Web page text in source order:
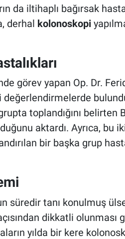
da iltihaplı bağırsak
derhal kolonoskopi
görev yapan Op. Dr.
değerlendirmelerde
toplandığını belirten
aktardı. Ayrıca, bu iki
bir başka grup
süredir tanı konulmuş
dikkatli olunması
yılda bir kere